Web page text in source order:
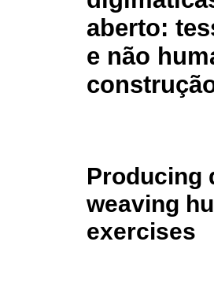
aberto:
e não
Producing
weaving
exercises